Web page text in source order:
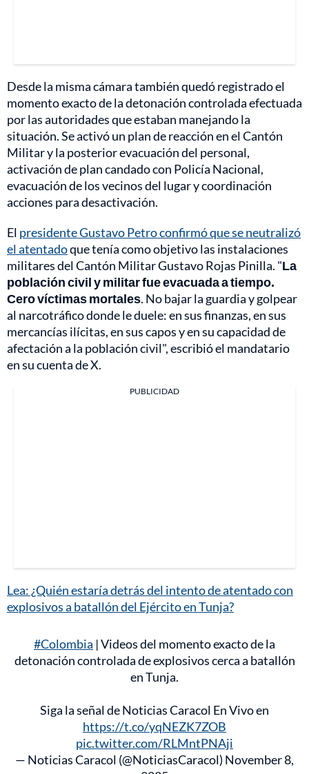
Desde la misma cámara también quedó registrado el
momento exacto de la detonación controlada efectuada
por las autoridades que estaban manejando la
situación. Se activó un plan de reacción en el Cantón
Militar y la posterior evacuación del personal,
activación de plan candado con Policía Nacional,
evacuación de los vecinos del lugar y coordinación
acciones para desactivación.
El presidente Gustavo Petro confirmó que se neutralizó
el atentadoque tenía como objetivo las instalaciones
militares del Cantón Militar Gustavo Rojas Pinilla. "La
población civil y militar fue evacuada a tiempo.
Cero víctimas mortales. No bajar la guardia y golpear
al narcotráfico donde le duele: en sus finanzas, en sus
mercancías ilícitas, en sus capos y en su capacidad de
afectación a la población civil", escribió el mandatario
en su cuenta de X.
PUBLICIDAD
Lea: ¿Quién estaría detrás del intento de atentado con
explosivos a batallón del Ejército en Tunja?
#Colombia | Videos del momento exacto de la
detonación controlada de explosivos cerca a batallón
en Tunja.
Siga la señal de Noticias Caracol En Vivo en
https://t.co/yqNEZK7ZOB
pic.twitter.com/RLMntPNAji
— Noticias Caracol (@NoticiasCaracol) November 8,